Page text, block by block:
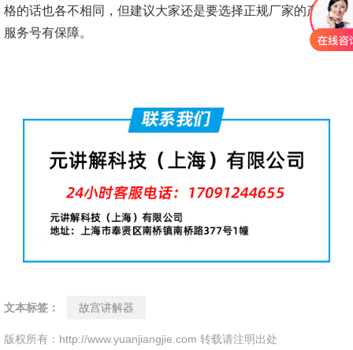
格的话也各不相同，但建议大家还是要选择正规厂家的产品，
服务号有保障。
文本标签： 故宫讲解器
版权所有：http://www.yuanjiangjie.com 转载请注明出处